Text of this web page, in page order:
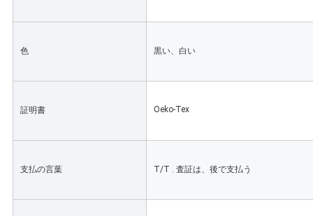
金
を
求
め
色 黒い、白い
証明書 Oeko-Tex
支払の言葉 T/T . 査証は、後で支払う